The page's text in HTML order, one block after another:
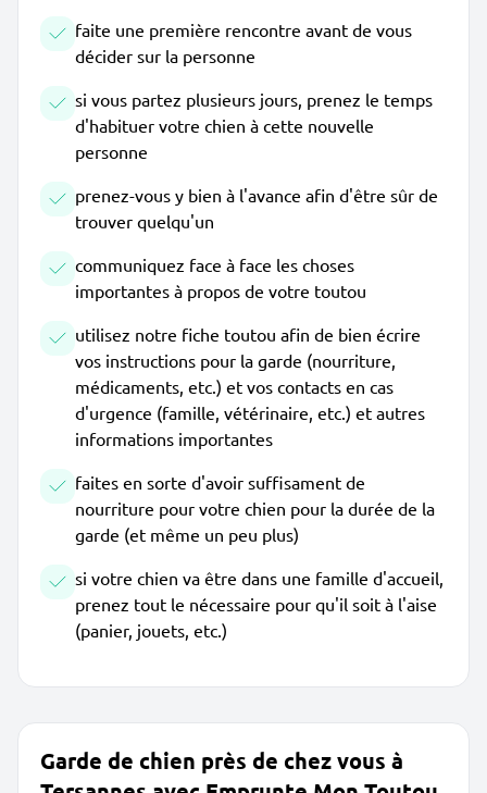
faite une première rencontre avant de vous
décider sur la personne
si vous partez plusieurs jours, prenez le temps
d'habituer votre chien à cette nouvelle
personne
prenez-vous y bien à l'avance afin d'être sûr de
trouver quelqu'un
communiquez face à face les choses
importantes à propos de votre toutou
utilisez notre fiche toutou afin de bien écrire
vos instructions pour la garde (nourriture,
médicaments, etc.) et vos contacts en cas
d'urgence (famille, vétérinaire, etc.) et autres
informations importantes
faites en sorte d'avoir suffisament de
nourriture pour votre chien pour la durée de la
garde (et même un peu plus)
si votre chien va être dans une famille d'accueil,
prenez tout le nécessaire pour qu'il soit à l'aise
(panier, jouets, etc.)
Garde de chien près de chez vous à